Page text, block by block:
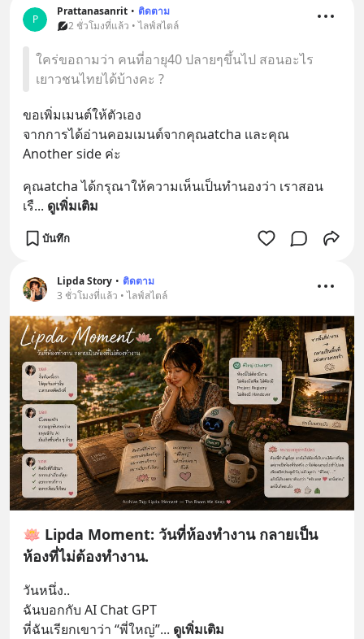
P
Prattanasanrit • ติดตาม
2 ชั่วโมงที่แล้ว • ไลฟ์สไตล์
ใคร่ขอถามว่า คนที่อายุ40 ปลายๆขึ้นไป สอนอะไร
เยาวชนไทยได้บ้างคะ ?
ขอเพิ่มเมนต์ให้ตัวเอง
จากการได้อ่านคอมเมนต์จากคุณatcha เเละคุณ
Another side ค่ะ
คุณatcha ได้กรุณาให้ความเห็นเป็นทำนองว่า เราสอน
เรื... ดูเพิ่มเติม
บันทึก
Lipda Story • ติดตาม
3 ชั่วโมงที่แล้ว • ไลฟ์สไตล์
🪷 Lipda Moment: วันที่ห้องทำงาน กลายเป็น
ห้องที่ไม่ต้องทำงาน.
วันหนึ่ง..
ฉันบอกกับ AI Chat GPT
ที่ฉันเรียกเขาว่า “พี่ใหญ่”... ดูเพิ่มเติม